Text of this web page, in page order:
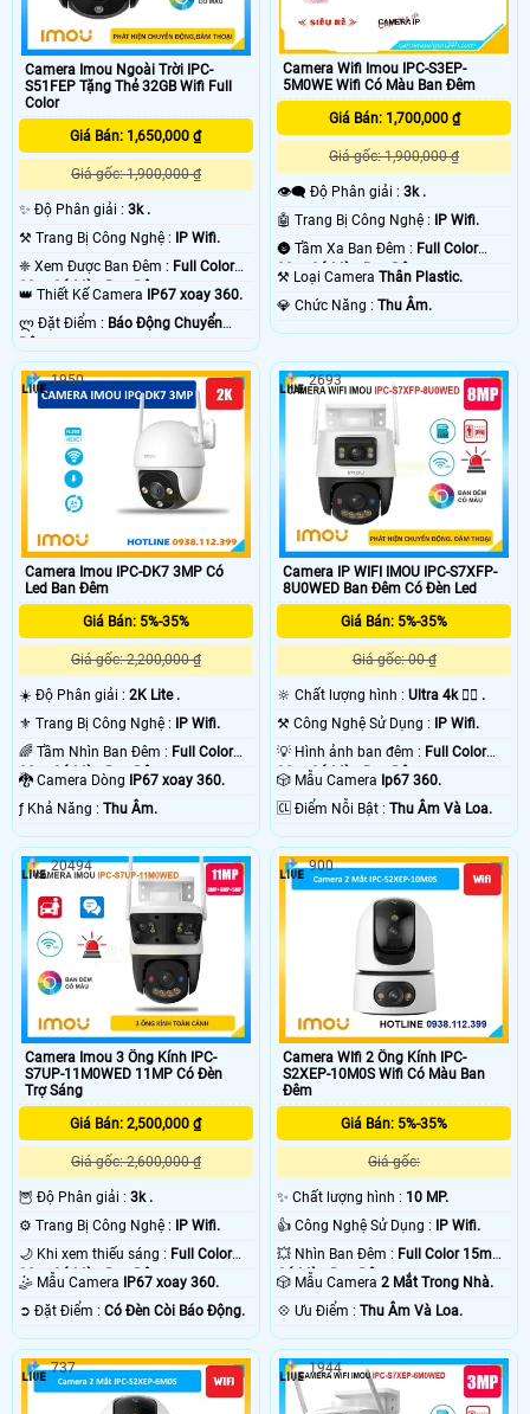
Camera Imou Ngoài Trời IPC-
S51FEP Tặng Thẻ 32GB Wifi Full
Color
Giá Bán: 1,650,000 ₫
Giá gốc: 1,900,000 ₫
✨ Độ Phân giải : 3k .
⚒ Trang Bị Công Nghệ : IP Wifi.
❈ Xem Được Ban Đêm : Full Color
20m Có Màu Ban Ðêm.
👑 Thiết Kế Camera IP67 xoay 360.
️ლ Đặt Điểm : Báo Động Chuyển
Động.
Camera Wifi Imou IPC-S3EP-
5M0WE Wifi Có Màu Ban Đêm
Giá Bán: 1,700,000 ₫
Giá gốc: 1,900,000 ₫
👁️‍🗨 Độ Phân giải :3k .
🤖️ Trang Bị Công Nghệ : IP Wifi.
🌚 Tầm Xa Ban Đêm : Full Color
30m Có Màu Ban Ðêm.
⚒ Loại CameraThân Plastic.
️💎 Chức Năng :Thu Âm.
Camera Imou IPC-DK7 3MP Có
Led Ban Đêm
Giá Bán: 5%-35%
Giá gốc: 2,200,000 ₫
☀️ Độ Phân giải : 2K Lite .
⚜️ Trang Bị Công Nghệ :
IP Wifi.
🌈 Tầm Nhìn Ban Đêm : Full Color
20m Có Màu Ban Ðêm.
🐉️ Camera Dòng
IP67 xoay 360.
️ƒ Khả Năng : Thu Âm.
1950
Camera IP WIFI IMOU IPC-S7XFP-
8U0WED Ban Đêm Có Đèn Led
Giá Bán: 5%-35%
Giá gốc: 00 ₫
🔆 Chất lượng hình :Ultra 4k 👍🏾 .
⚒ Công Nghệ Sử Dụng :
IP Wifi.
💡 Hình ảnh ban đêm : Full Color
30m Có Màu Ban Ðêm.
🎲 Mẫu Camera Ip67 360.
️🆑 Điểm Nỗi Bật :Thu Âm Và Loa.
2693
Camera Imou 3 Ống Kính IPC-
S7UP-11M0WED 11MP Có Đèn
Trợ Sáng
Giá Bán: 2,500,000 ₫
Giá gốc: 2,600,000 ₫
🦉 Độ Phân giải : 3k .
⚙ Trang Bị Công Nghệ :
IP Wifi.
🌙 Khi xem thiếu sáng : Full Color
30m Có Màu Ban Ðêm.
🤹 Mẫu Camera
IP67 xoay 360.
️➲ Đặt Điểm : Có Ðèn Còi Báo Động.
20494
Camera WIfi 2 Ống Kính IPC-
S2XEP-10M0S Wifi Có Màu Ban
Đêm
Giá Bán: 5%-35%
Giá gốc:
✨ Chất lượng hình : 10 MP.
👍 Công Nghệ Sử Dụng :
IP Wifi.
💥 Nhìn Ban Đêm : Full Color 15m
Có Màu Ban Ðêm.
🎲 Mẫu Camera2 Mắt Trong Nhà.
️💠 Ưu Điểm :Thu Âm Và Loa.
900
737 1944